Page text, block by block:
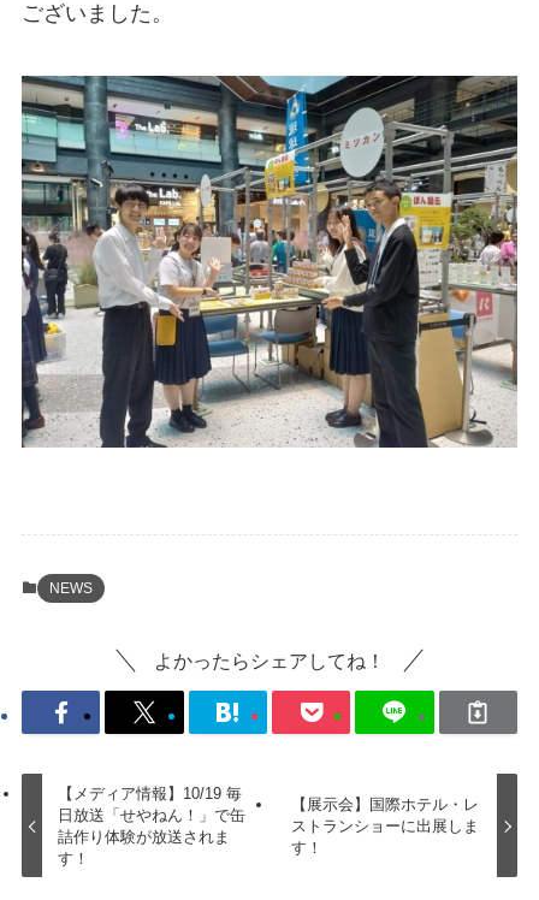
ございました。
NEWS
よかったらシェアしてね！
【メディア情報】10/19 毎
日放送「せやねん！」で缶
詰作り体験が放送されま
す！
【展示会】国際ホテル・レ
ストランショーに出展しま
す！